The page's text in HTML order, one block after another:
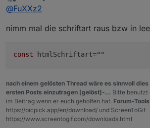
noch nicht
const
const
const
const
const
//ÜBERSCHRIFT SPALTEN
const
Offline
@FuXXz2
nimm mal die schriftart raus bzw in
const htmlSchriftart=""
nach einem gelösten Thread wäre es sinnvoll
ersten Posts einzutragen [gelöst]-... Bitte benutzt
im Beitrag wenn er euch geholfen hat. Forum-
https://picpick.app/en/download/ und ScreenToGif
https://www.screentogif.com/downloads.html